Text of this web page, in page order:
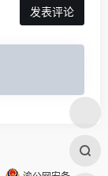
发表评论